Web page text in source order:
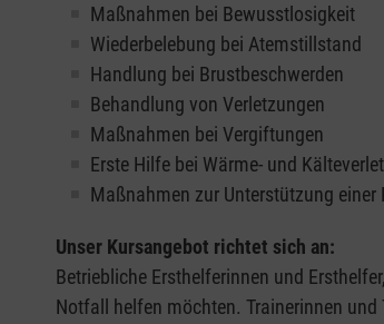
Maßnahmen bei Bewusstlosigkeit
Wiederbelebung bei Atemstillstand
Handlung bei Brustbeschwerden
Behandlung von Verletzungen
Maßnahmen bei Vergiftungen
Erste Hilfe bei Wärme- und
Maßnahmen zur Unterstützung einer
Unser Kursangebot richtet sich an:
Betriebliche Ersthelferinnen und
Notfall helfen möchten. Trainerinnen